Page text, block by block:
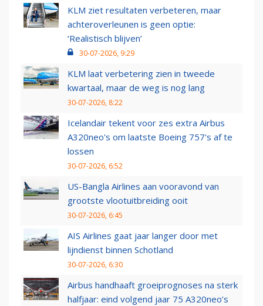
KLM ziet resultaten verbeteren, maar
achteroverleunen is geen optie:
‘Realistisch blijven’
30-07-2026, 9:29
KLM laat verbetering zien in tweede
kwartaal, maar de weg is nog lang
30-07-2026, 8:22
Icelandair tekent voor zes extra Airbus
A320neo's om laatste Boeing 757's af te
lossen
30-07-2026, 6:52
US-Bangla Airlines aan vooravond van
grootste vlootuitbreiding ooit
30-07-2026, 6:45
AIS Airlines gaat jaar langer door met
lijndienst binnen Schotland
30-07-2026, 6:30
Airbus handhaaft groeiprognoses na sterk
halfjaar: eind volgend jaar 75 A320neo’s